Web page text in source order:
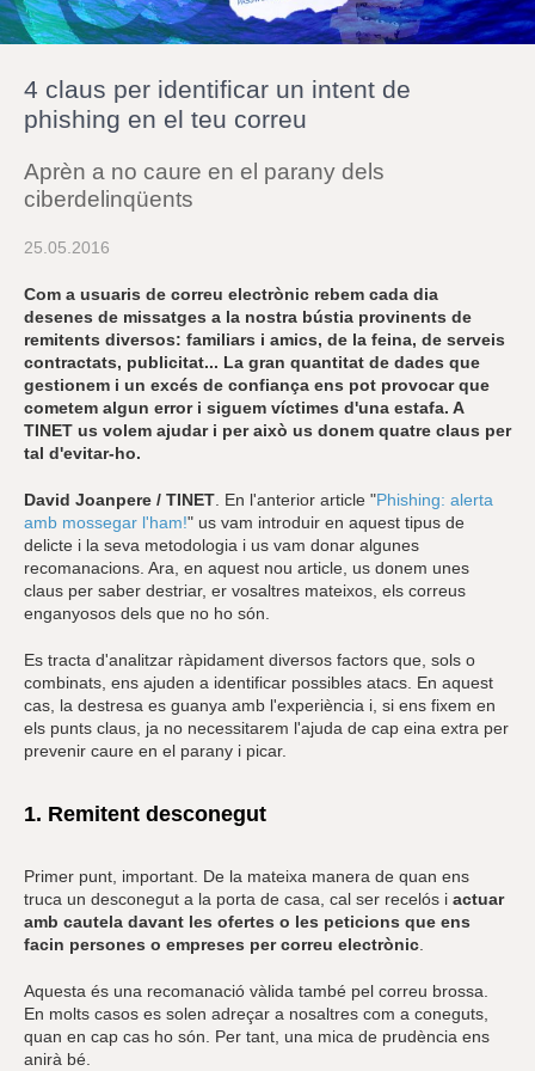
a
u
e
4 claus per identificar un intent de
phishing en el teu correu
Aprèn a no caure en el parany dels
ciberdelinqüents
25.05.2016
Com a usuaris de correu electrònic rebem cada dia
desenes de missatges a la nostra bústia provinents de
remitents diversos: familiars i amics, de la feina, de serveis
contractats, publicitat... La gran quantitat de dades que
gestionem i un excés de confiança ens pot provocar que
cometem algun error i siguem víctimes d'una estafa. A
TINET us volem ajudar i per això us donem quatre claus per
tal d'evitar-ho.
David Joanpere / TINET . En l'anterior article "Phishing: alerta
amb mossegar l'ham!" us vam introduir en aquest tipus de
delicte i la seva metodologia i us vam donar algunes
recomanacions. Ara, en aquest nou article, us donem unes
claus per saber destriar, er vosaltres mateixos, els correus
enganyosos dels que no ho són.
Es tracta d'analitzar ràpidament diversos factors que, sols o
combinats, ens ajuden a identificar possibles atacs. En aquest
cas, la destresa es guanya amb l'experiència i, si ens fixem en
els punts claus, ja no necessitarem l'ajuda de cap eina extra per
prevenir caure en el parany i picar.
1. Remitent desconegut
Primer punt, important. De la mateixa manera de quan ens
truca un desconegut a la porta de casa, cal ser recelós i actuar
amb cautela davant les ofertes o les peticions que ens
facin persones o empreses per correu electrònic
Aquesta és una recomanació vàlida també pel correu brossa.
En molts casos es solen adreçar a nosaltres com a coneguts,
quan en cap cas ho són. Per tant, una mica de prudència ens
anirà bé.